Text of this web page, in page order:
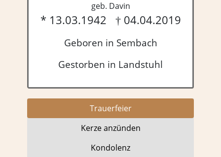
geb. Davin
* 13.03.1942 † 04.04.2019
Geboren in Sembach
Gestorben in Landstuhl
Trauer­feier
Kerze anzünden
Kondo­lenz